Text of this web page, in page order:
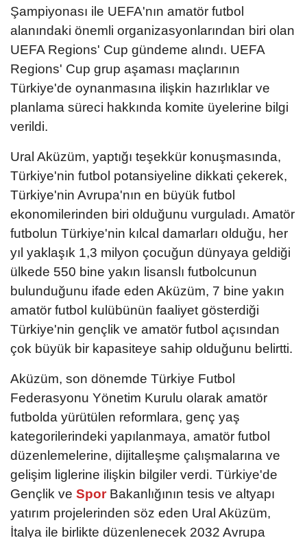
Şampiyonası ile UEFA'nın amatör futbol
alanındaki önemli organizasyonlarından biri olan
UEFA Regions' Cup gündeme alındı. UEFA
Regions' Cup grup aşaması maçlarının
Türkiye'de oynanmasına ilişkin hazırlıklar ve
planlama süreci hakkında komite üyelerine bilgi
verildi.
Ural Aküzüm, yaptığı teşekkür konuşmasında,
Türkiye'nin futbol potansiyeline dikkati çekerek,
Türkiye'nin Avrupa'nın en büyük futbol
ekonomilerinden biri olduğunu vurguladı. Amatör
futbolun Türkiye'nin kılcal damarları olduğu, her
yıl yaklaşık 1,3 milyon çocuğun dünyaya geldiği
ülkede 550 bine yakın lisanslı futbolcunun
bulunduğunu ifade eden Aküzüm, 7 bine yakın
amatör futbol kulübünün faaliyet gösterdiği
Türkiye'nin gençlik ve amatör futbol açısından
çok büyük bir kapasiteye sahip olduğunu belirtti.
Aküzüm, son dönemde Türkiye Futbol
Federasyonu Yönetim Kurulu olarak amatör
futbolda yürütülen reformlara, genç yaş
kategorilerindeki yapılanmaya, amatör futbol
düzenlemelerine, dijitalleşme çalışmalarına ve
gelişim liglerine ilişkin bilgiler verdi. Türkiye'de
Gençlik ve Spor Bakanlığının tesis ve altyapı
yatırım projelerinden söz eden Ural Aküzüm,
İtalya ile birlikte düzenlenecek 2032 Avrupa